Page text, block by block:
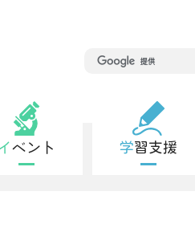
イベント 学習支援